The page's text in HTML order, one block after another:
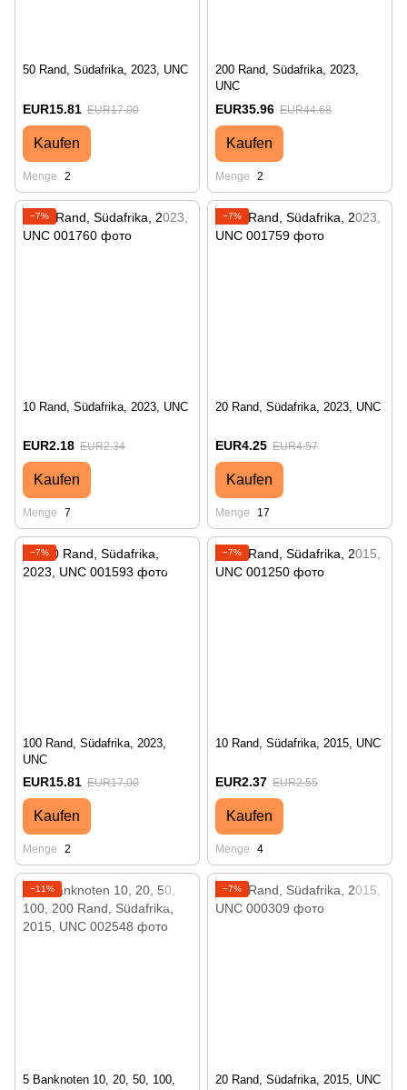
50 Rand, Südafrika, 2023, UNC
EUR15.81 EUR17.00
Kaufen
Menge 2
200 Rand, Südafrika, 2023,
UNC
EUR35.96 EUR44.68
Kaufen
Menge 2
−7%
10 Rand, Südafrika, 2023, UNC
EUR2.18 EUR2.34
Kaufen
Menge 7
−7%
20 Rand, Südafrika, 2023, UNC
EUR4.25 EUR4.57
Kaufen
Menge 17
−7%
100 Rand, Südafrika, 2023,
UNC
EUR15.81 EUR17.00
Kaufen
Menge 2
−7%
10 Rand, Südafrika, 2015, UNC
EUR2.37 EUR2.55
Kaufen
Menge 4
−11%
5 Banknoten 10, 20, 50, 100,
−7%
20 Rand, Südafrika, 2015, UNC